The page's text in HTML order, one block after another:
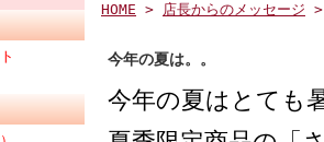
HOME > 店長からのメッセージ
今年の夏は。。
今年の夏はとても